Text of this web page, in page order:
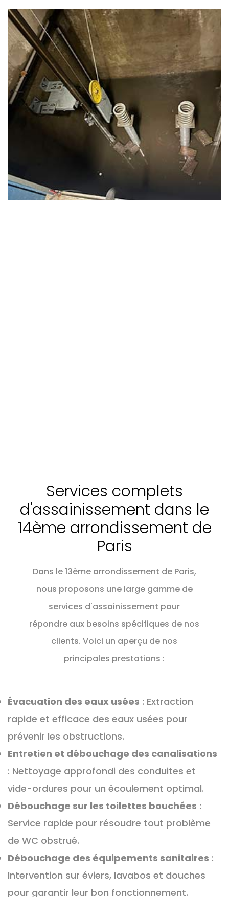
Services complets
d'assainissement dans le
14ème arrondissement de
Paris
Dans le 13ème arrondissement de Paris,
nous proposons une large gamme de
services d'assainissement pour
répondre aux besoins spécifiques de nos
clients. Voici un aperçu de nos
principales prestations :
Évacuation des eaux usées : Extraction
rapide et efficace des eaux usées pour
prévenir les obstructions.
Entretien et débouchage des canalisations
: Nettoyage approfondi des conduites et
vide-ordures pour un écoulement optimal.
Débouchage sur les toilettes bouchées :
Service rapide pour résoudre tout problème
de WC obstrué.
Débouchage des équipements sanitaires :
Intervention sur éviers, lavabos et douches
pour garantir leur bon fonctionnement.